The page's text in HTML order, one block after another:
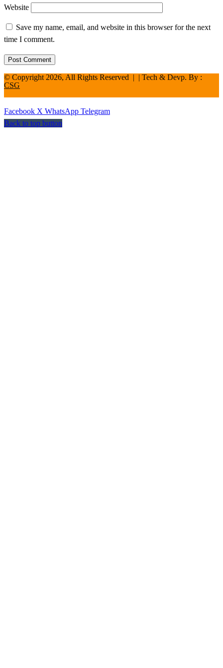
Website
Save my name, email, and website in this browser for the next
time I comment.
© Copyright 2026, All Rights Reserved | | Tech & Devp. By :
CSG
Facebook X WhatsApp Telegram
Back to top button